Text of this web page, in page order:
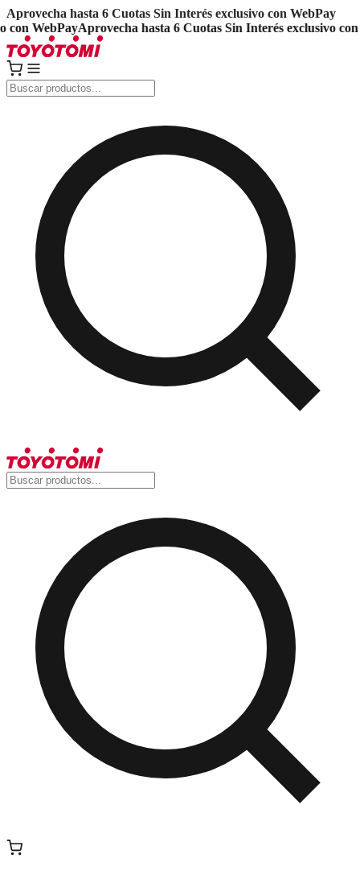
Aprovecha hasta 6 Cuotas Sin Interés exclusivo con WebPay
WebPayAprovecha hasta 6 Cuotas Sin Interés exclusivo con